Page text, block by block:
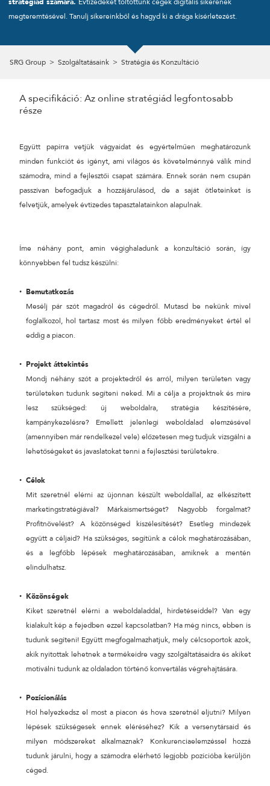
CÉGNÉV
TELEFONSZÁM
ÜZENET
megteremtésével. Tanulj sikereinkből és hagyd ki a drága kísérletezést.
SRG Group > Szolgáltatásaink > Stratégia és Konzultáció
A specifikáció: Az online stratégiád legfontosabb
része
Együtt papírra vetjük vágyaidat és egyértelműen meghatározunk
minden funkciót és igényt, ami világos és követelménnyé válik mind
számodra, mind a fejlesztői csapat számára. Ennek során nem csupán
passzívan befogadjuk a hozzájárulásod, de a saját ötleteinket is
felvetjük, amelyek évtizedes tapasztalatainkon alapulnak.
Íme néhány pont, amin végighaladunk a konzultáció során, így
könnyebben fel tudsz készülni:
Bemutatkozás
Mesélj pár szót magadról és cégedről. Mutasd be nekünk mivel
foglalkozol, hol tartasz most és milyen főbb eredményeket értél el
eddig a piacon.
Projekt áttekintés
Mondj néhány szót a projektedről és arról, milyen területen vagy
területeken tudunk segíteni neked. Mi a célja a projektnek és mire
lesz szükséged: új weboldalra, stratégia készítésére,
kampánykezelésre? Emellett jelenlegi weboldalad elemzésével
(amennyiben már rendelkezel vele) előzetesen meg tudjuk vizsgálni a
lehetőségeket és javaslatokat tenni a fejlesztési területekre.
Célok
Mit szeretnél elérni az újonnan készült weboldallal, az elkészített
marketingstratégiával? Márkaismertséget? Nagyobb forgalmat?
Profitnövelést? A közönséged kiszélesítését? Esetleg mindezek
együtt a céljaid? Ha szükséges, segítünk a célok meghatározásában,
és a legfőbb lépések meghatározásában, amiknek a mentén
elindulhatsz.
Közönségek
Kiket szeretnél elérni a weboldaladdal, hirdetéseiddel? Van egy
kialakult kép a fejedben ezzel kapcsolatban? Ha még nincs, ebben is
tudunk segíteni! Együtt megfogalmazhatjuk, mely célcsoportok azok,
akik nyitottak lehetnek a termékeidre vagy szolgáltatásaidra és akiket
motiválni tudunk az oldaladon történő konvertálás végrehajtására.
Pozícionálás
Hol helyezkedsz el most a piacon és hova szeretnél eljutni? Milyen
lépések szükségesek ennek eléréséhez? Kik a versenytársaid és
milyen módszereket alkalmaznak? Konkurenciaelemzéssel hozzá
tudunk járulni, hogy a számodra elérhető legjobb pozícióba kerüljön
céged.